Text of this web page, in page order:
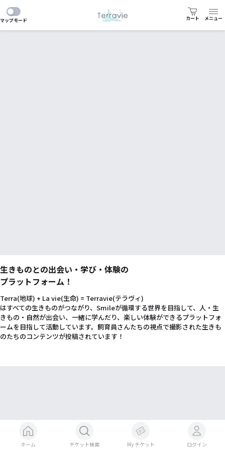
マップモード カート メニュー
生きものとの出会い・学び・体験の
プラットフォーム！
Terra(地球) + La vie(生命) = Terravie(テラヴィ)
はすべての生きものがつながり、Smileが循環する世界を目指して、人・生
きもの・自然が出会い、一緒に学んだり、楽しい体験ができるプラットフォ
ームを目指して活動しています。飼育員さんたちの視点で撮影された生きも
のたちのコンテンツが投稿されています！
ホーム チケット検索 My チケット ログイン